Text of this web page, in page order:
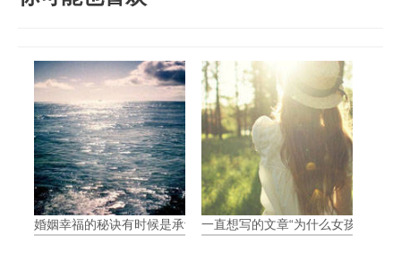
婚姻幸福的秘诀有时候是承认自己弱一直想写的文章“为什么女孩比男孩